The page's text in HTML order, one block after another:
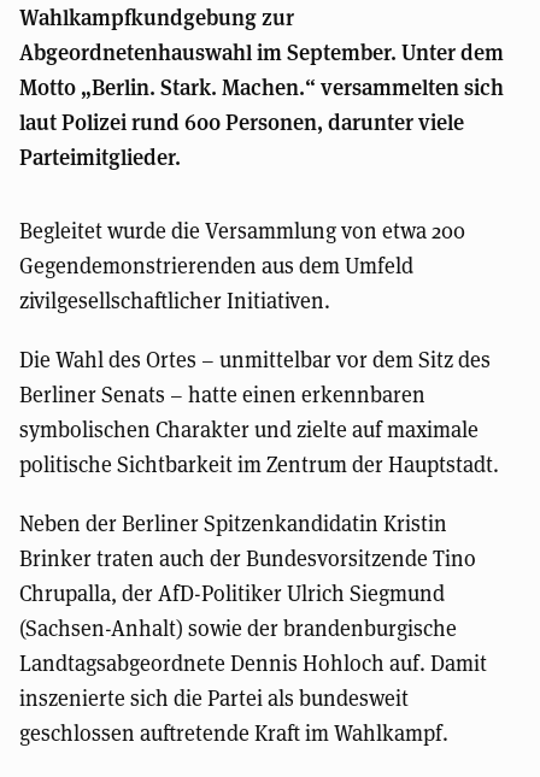
Wahlkampfkundgebung zur
Abgeordnetenhauswahl im September. Unter dem
Motto „Berlin. Stark. Machen.“ versammelten sich
laut Polizei rund 600 Personen, darunter viele
Parteimitglieder.
Begleitet wurde die Versammlung von etwa 200
Gegendemonstrierenden aus dem Umfeld
zivilgesellschaftlicher Initiativen.
Die Wahl des Ortes – unmittelbar vor dem Sitz des
Berliner Senats – hatte einen erkennbaren
symbolischen Charakter und zielte auf maximale
politische Sichtbarkeit im Zentrum der Hauptstadt.
Neben der Berliner Spitzenkandidatin Kristin
Brinker traten auch der Bundesvorsitzende Tino
Chrupalla, der AfD-Politiker Ulrich Siegmund
(Sachsen-Anhalt) sowie der brandenburgische
Landtagsabgeordnete Dennis Hohloch auf. Damit
inszenierte sich die Partei als bundesweit
geschlossen auftretende Kraft im Wahlkampf.